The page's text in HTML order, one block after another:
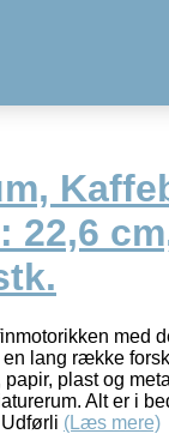
22,6
med
lang række
plast og
Alt er i
(Læs mere)